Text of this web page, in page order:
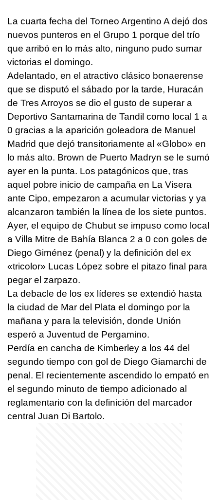
La cuarta fecha del Torneo Argentino A dejó dos
nuevos punteros en el Grupo 1 porque del trío
que arribó en lo más alto, ninguno pudo sumar
victorias el domingo.
Adelantado, en el atractivo clásico bonaerense
que se disputó el sábado por la tarde, Huracán
de Tres Arroyos se dio el gusto de superar a
Deportivo Santamarina de Tandil como local 1 a
0 gracias a la aparición goleadora de Manuel
Madrid que dejó transitoriamente al «Globo» en
lo más alto. Brown de Puerto Madryn se le sumó
ayer en la punta. Los patagónicos que, tras
aquel pobre inicio de campaña en La Visera
ante Cipo, empezaron a acumular victorias y ya
alcanzaron también la línea de los siete puntos.
Ayer, el equipo de Chubut se impuso como local
a Villa Mitre de Bahía Blanca 2 a 0 con goles de
Diego Giménez (penal) y la definición del ex
«tricolor» Lucas López sobre el pitazo final para
pegar el zarpazo.
La debacle de los ex líderes se extendió hasta
la ciudad de Mar del Plata el domingo por la
mañana y para la televisión, donde Unión
esperó a Juventud de Pergamino.
Perdía en cancha de Kimberley a los 44 del
segundo tiempo con gol de Diego Giamarchi de
penal. El recientemente ascendido lo empató en
el segundo minuto de tiempo adicionado al
reglamentario con la definición del marcador
central Juan Di Bartolo.